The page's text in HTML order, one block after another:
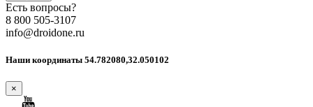
Есть вопросы?
8 800 505-3107
info@droidone.ru
Наши координаты 54.782080,32.050102
×